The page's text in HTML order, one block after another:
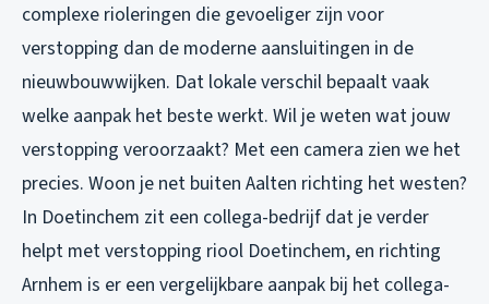
complexe rioleringen die gevoeliger zijn voor
verstopping dan de moderne aansluitingen in de
nieuwbouwwijken. Dat lokale verschil bepaalt vaak
welke aanpak het beste werkt. Wil je weten wat jouw
verstopping veroorzaakt? Met een camera zien we het
precies. Woon je net buiten Aalten richting het westen?
In Doetinchem zit een collega-bedrijf dat je verder
helpt metverstopping riool Doetinchem, en richting
Arnhem is er een vergelijkbare aanpak bij het collega-